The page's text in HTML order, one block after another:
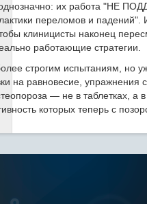
их работа "НЕ
переломов и
клиницисты наконец
работающие стратегии.
строгим испытаниям, но
на равновесие,
— не в таблетках,
которых теперь с